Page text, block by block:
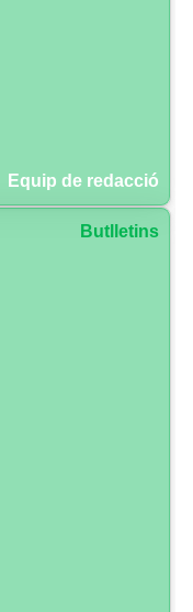
Equip de redacció
Butlletins